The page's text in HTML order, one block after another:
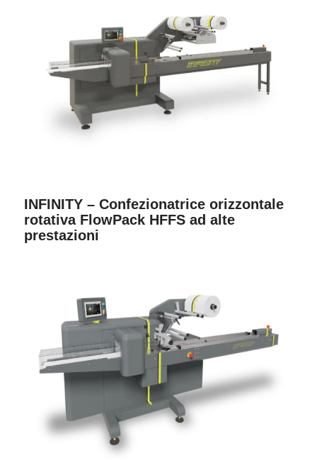
INFINITY – Confezionatrice orizzontale
rotativa FlowPack HFFS ad alte
prestazioni